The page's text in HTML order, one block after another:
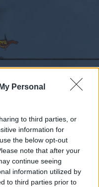
Personal
to third parties, or
information for
the below opt-out
note that after your
continue seeing
information utilized by
to third parties prior to
zum Release 123
Beitrag #84